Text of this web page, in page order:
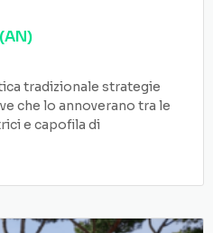
tradizionale strategie
che lo annoverano tra le
e capofila di